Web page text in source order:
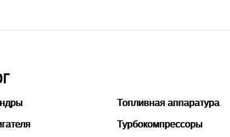
Топливная аппаратура
Турбокомпрессоры